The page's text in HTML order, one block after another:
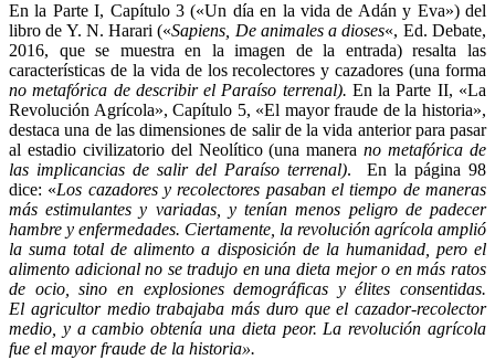
En la Parte I, Capítulo 3 («Un día en la vida de Adán y Eva») del
libro de Y. N. Harari («Sapiens, De animales a dioses«, Ed. Debate,
2016, que se muestra en la imagen de la entrada) resalta las
características de la vida de los recolectores y cazadores (una forma
no metafórica de describir el Paraíso terrenal). En la Parte II, «La
Revolución Agrícola», Capítulo 5, «El mayor fraude de la historia»,
destaca una de las dimensiones de salir de la vida anterior para pasar
al estadio civilizatorio del Neolítico (una manerano metafórica de
las implicancias de salir del Paraíso terrenal). En la página 98
dice: «Los cazadores y recolectores pasaban el tiempo de maneras
más estimulantes y variadas, y tenían menos peligro de padecer
hambre y enfermedades. Ciertamente, la revolución agrícola amplió
la suma total de alimento a disposición de la humanidad, pero el
alimento adicional no se tradujo en una dieta mejor o en más ratos
de ocio, sino en explosiones demográficas y élites consentidas.
El agricultor medio trabajaba más duro que el cazador-recolector
medio, y a cambio obtenía una dieta peor. La revolución agrícola
fue el mayor fraude de la historia».